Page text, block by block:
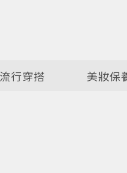
流行穿搭 美妝保